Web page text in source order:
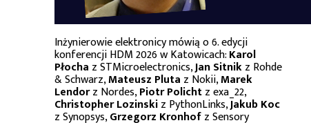
Inżynierowie elektronicy mówią o 6. edycji
konferencji HDM 2026 w Katowicach:Karol
Płocha z STMicroelectronics,Jan Sitnikz Rohde
& Schwarz,Mateusz Pluta z Nokii,Marek
Lendorz Nordes,Piotr Polichtz exa_22,
Christopher Lozinskiz PythonLinks,Jakub Koc
z Synopsys,Grzegorz Kronhofz Sensory